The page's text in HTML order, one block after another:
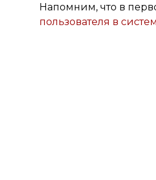
Напомним, что в
пользователя в